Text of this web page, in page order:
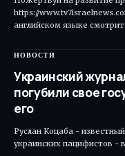
https://
английском языке
НОВОСТИ
Украинский
погубили свое
его
Руслан Коцаба -
украинских пацифистов -